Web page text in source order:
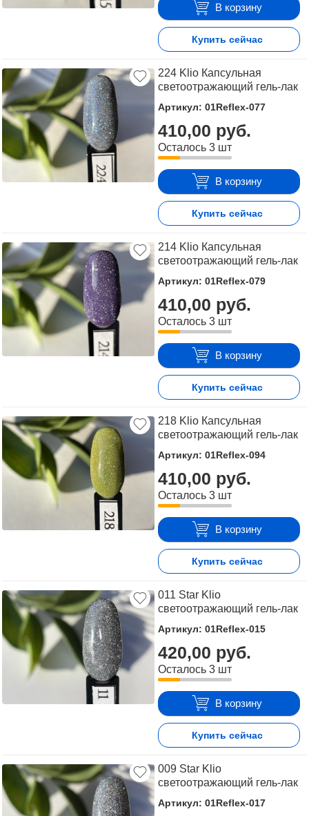
В корзину
Купить сейчас
224 Klio Капсульная
светоотражающий гель-лак
Артикул: 01Reflex-077
410,00 руб.
Осталось 3 шт
В корзину
Купить сейчас
214 Klio Капсульная
светоотражающий гель-лак
Артикул: 01Reflex-079
410,00 руб.
Осталось 3 шт
В корзину
Купить сейчас
218 Klio Капсульная
светоотражающий гель-лак
Артикул: 01Reflex-094
410,00 руб.
Осталось 3 шт
В корзину
Купить сейчас
011 Star Klio
светоотражающий гель-лак
Артикул: 01Reflex-015
420,00 руб.
Осталось 3 шт
В корзину
Купить сейчас
009 Star Klio
светоотражающий гель-лак
Артикул: 01Reflex-017